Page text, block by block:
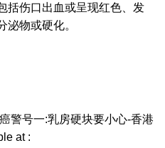
括伤口出血或呈现红色、发
泌物或硬化。
警号一:乳房硬块要小心-香港
at :